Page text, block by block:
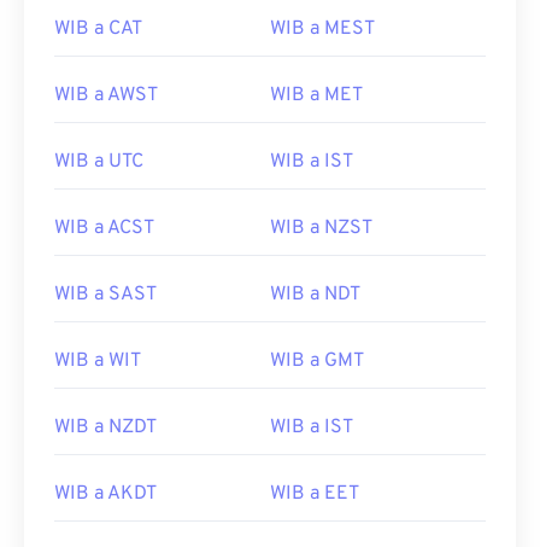
WIB a CAT WIB a MEST
WIB a AWST WIB a MET
WIB a UTC WIB a IST
WIB a ACST WIB a NZST
WIB a SAST WIB a NDT
WIB a WIT WIB a GMT
WIB a NZDT WIB a IST
WIB a AKDT WIB a EET